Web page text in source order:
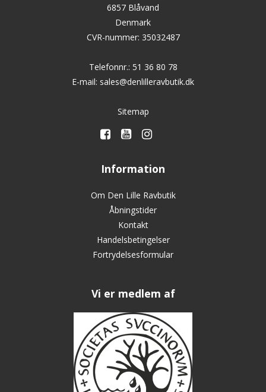
6857 Blåvand
Denmark
CVR-nummer: 35032487
Telefonnr.: 51 36 80 78
E-mail: sales@denlilleravbutik.dk
Sitemap
Information
Om Den Lille Ravbutik
Åbningstider
Kontakt
Handelsbetingelser
Fortrydelsesformular
Vi er medlem af